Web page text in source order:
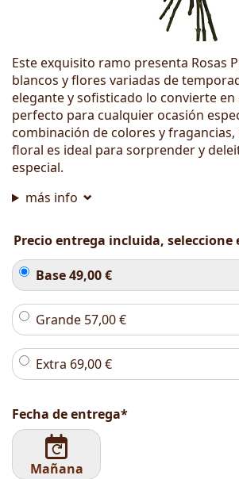
Este exquisito ramo presenta Rosas
blancos y flores variadas de
elegante y sofisticado lo convierte en
perfecto para cualquier ocasión
combinación de colores y
floral es ideal para sorprender y
especial.
más info
Precio entrega incluida, seleccione
Base49,00€
Grande 57,00€
Extra 69,00€
Fecha de entrega*
Mañana